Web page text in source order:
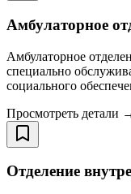
Амбулаторное
Амбулаторное
специально
социального
Просмотреть детали
Отделение